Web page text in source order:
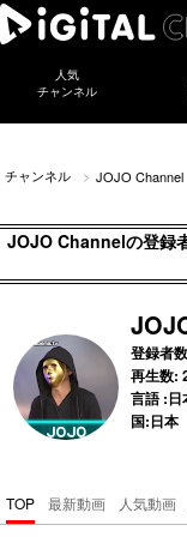
人気
チャンネル
チャンネル JOJO Channel
JOJO Channelの登録
登録者
再生数:
言語 :日
国:日本
TOP 最新動画 人気動画